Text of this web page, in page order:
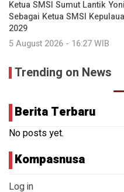
Ketua SMSI Sumut Lantik
Sebagai Ketua SMSI
2029
5 August 2026 - 16:27 WIB
Trending on News
Berita Terbaru
No posts yet.
Kompasnusa
Log in